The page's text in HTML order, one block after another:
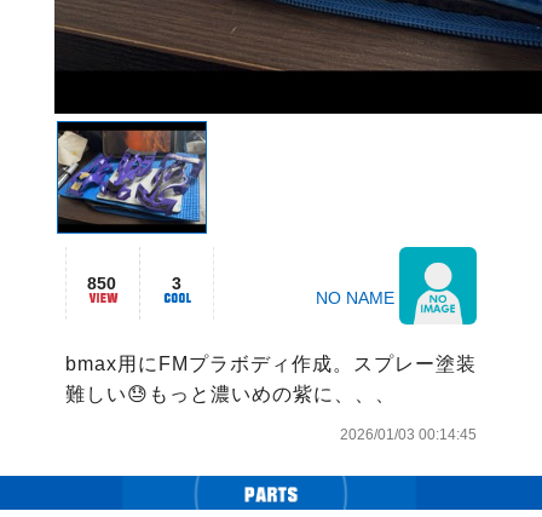
850 3
NO NAME
bmax用にFMプラボディ作成。スプレー塗装
難しい😓もっと濃いめの紫に、、、
2026/01/03 00:14:45